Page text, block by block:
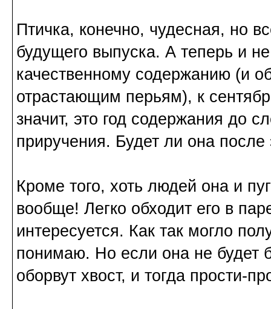
Птичка, конечно, чудесная, но
будущего выпуска. А теперь и
качественному содержанию (и
отрастающим перьям), к
значит, это год содержания до
приручения. Будет ли она после
Кроме того, хоть людей она и
вообще! Легко обходит его в
интересуется. Как так могло
понимаю. Но если она не будет
оборвут хвост, и тогда прости-